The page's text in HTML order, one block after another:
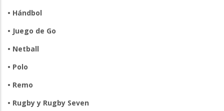
• Hándbol
• Juego de Go
• Netball
• Polo
• Remo
• Rugby y Rugby Seven